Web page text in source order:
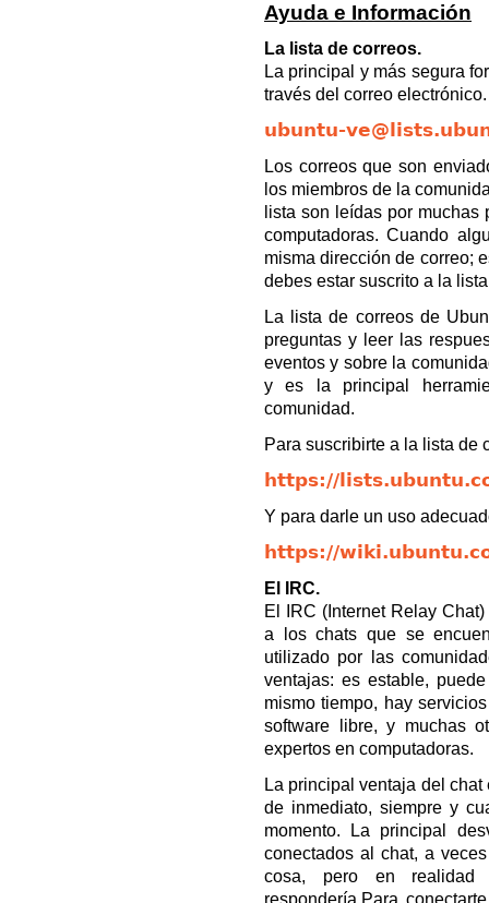
Ayuda e Información
La lista de correos.
La principal y más segura
través del correo
ubuntu-
Los correos que son
los miembros de la
lista son leídas por muchas
computadoras. Cuando
misma dirección de correo;
debes estar suscrito a la
La lista de correos de
preguntas y leer las
eventos y sobre la
y es la principal
comunidad.
Para suscribirte a la lista de
https://
Y para darle un uso
https://
El IRC.
El IRC (Internet Relay
a los chats que se
utilizado por las
ventajas: es estable,
mismo tiempo, hay
software libre, y muchas
expertos en computadoras.
La principal ventaja del
de inmediato, siempre y
momento. La principal
conectados al chat, a
cosa, pero en
respondería.Para